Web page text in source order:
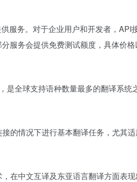
服务。对于企业用户和开发者，
服务会提供免费测试额度，具体价格
全球支持语种数量最多的翻译系统之
的情况下进行基本翻译任务，尤其适
在中文互译及东亚语言翻译方面表